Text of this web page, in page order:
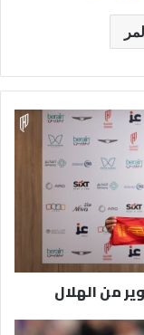
من الهلال